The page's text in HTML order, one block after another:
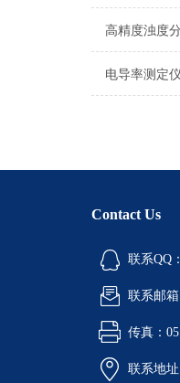
高精度浊度
电导率测定
Contact Us
联系QQ
联系邮箱
传真：
联系地